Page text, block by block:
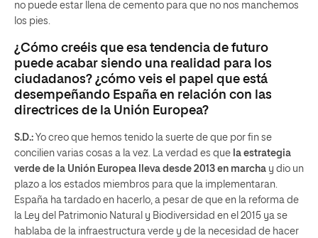
no puede estar llena de cemento para que no nos manchemos
los pies.
¿Cómo creéis que esa tendencia de futuro
puede acabar siendo una realidad para los
ciudadanos? ¿cómo veis el papel que está
desempeñando España en relación con las
directrices de la Unión Europea?
S.D.: Yo creo que hemos tenido la suerte de que por fin se
concilien varias cosas a la vez. La verdad es que la estrategia
verde de la Unión Europea lleva desde 2013 en marcha y dio un
plazo a los estados miembros para que la implementaran.
España ha tardado en hacerlo, a pesar de que en la reforma de
la Ley del Patrimonio Natural y Biodiversidad en el 2015 ya se
hablaba de la infraestructura verde y de la necesidad de hacer